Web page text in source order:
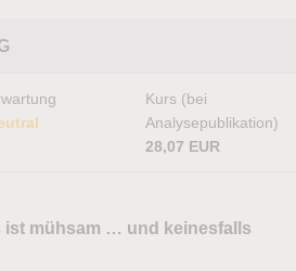
Kurs (bei
Analysepublikation)
28,07 EUR
ist mühsam … und keinesfalls